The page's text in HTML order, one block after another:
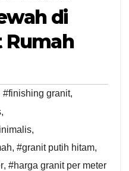
di
Rumah
#finishing granit,
,
,
, #granit putih hitam,
, #harga granit per meter